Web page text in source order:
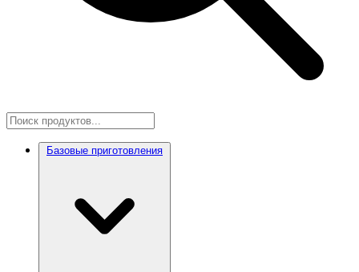
Базовые приготовления